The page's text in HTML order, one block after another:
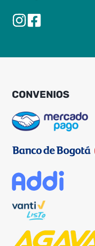
CONVENIOS